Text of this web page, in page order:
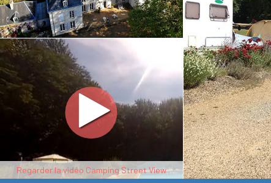
Regarder la vidéo Camping Street View